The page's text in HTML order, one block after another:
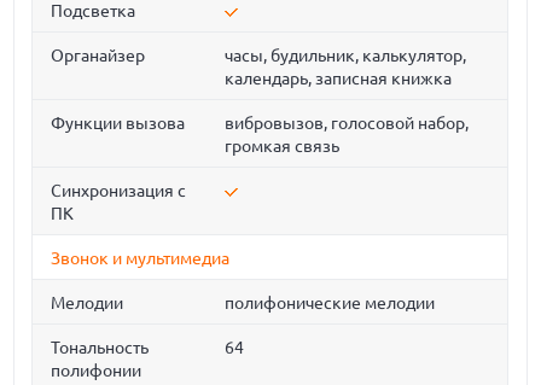
Подсветка
Органайзер
часы, будильник, калькулятор,
календарь, записная книжка
Функции вызова
вибровызов, голосовой набор,
громкая связь
Синхронизация с
ПК
Звонок и мультимедиа
Мелодии полифонические мелодии
Тональность
полифонии
64